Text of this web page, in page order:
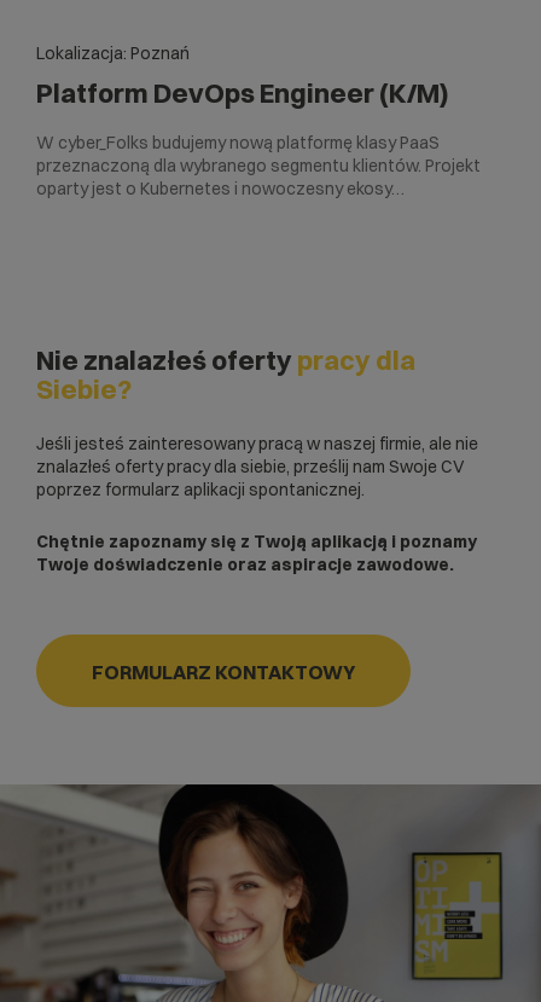
Lokalizacja: Poznań
Platform DevOps Engineer (K/M)
W cyber_Folks budujemy nową platformę klasy PaaS
przeznaczoną dla wybranego segmentu klientów. Projekt
oparty jest o Kubernetes i nowoczesny ekosy…
Nie znalazłeś oferty pracy dla
Siebie?
Jeśli jesteś zainteresowany pracą w naszej firmie, ale nie
znalazłeś oferty pracy dla siebie, prześlij nam Swoje CV
poprzez formularz aplikacji spontanicznej.
Chętnie zapoznamy się z Twoją aplikacją i poznamy
Twoje doświadczenie oraz aspiracje zawodowe.
FORMULARZ KONTAKTOWY